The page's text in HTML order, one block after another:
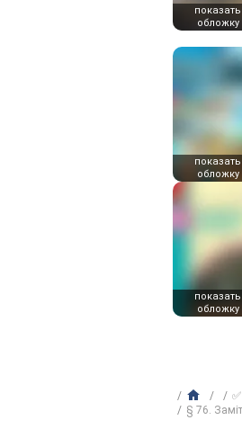
показать
обложку
показать
обложку
показать
обложку
§ 76.